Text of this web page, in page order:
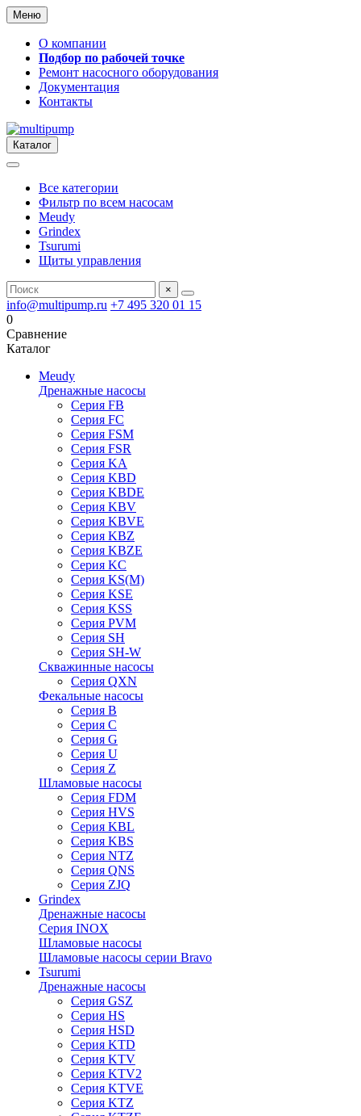
Меню
О компании
Подбор по рабочей точке
Ремонт насосного оборудования
Документация
Контакты
Каталог
Все категории
Фильтр по всем насосам
Meudy
Grindex
Tsurumi
Щиты управления
×
info@multipump.ru +7 495 320 01 15
0
Сравнение
Каталог
Meudy
Дренажные насосы
Серия FB
Серия FC
Серия FSM
Серия FSR
Серия KA
Серия KBD
Серия KBDE
Серия KBV
Серия KBVE
Серия KBZ
Серия KBZE
Серия KC
Серия KS(M)
Серия KSE
Серия KSS
Серия PVM
Серия SH
Серия SH-W
Скважинные насосы
Серия QXN
Фекальные насосы
Серия B
Серия C
Серия G
Серия U
Серия Z
Шламовые насосы
Серия FDM
Серия HVS
Серия KBL
Серия KBS
Серия NTZ
Серия QNS
Серия ZJQ
Grindex
Дренажные насосы
Серия INOX
Шламовые насосы
Шламовые насосы серии Bravo
Tsurumi
Дренажные насосы
Серия GSZ
Серия HS
Серия HSD
Серия KTD
Серия KTV
Серия KTV2
Серия KTVE
Серия KTZ